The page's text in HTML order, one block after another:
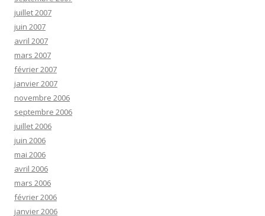
juillet 2007
juin 2007
avril 2007
mars 2007
février 2007
janvier 2007
novembre 2006
septembre 2006
juillet 2006
juin 2006
mai 2006
avril 2006
mars 2006
février 2006
janvier 2006